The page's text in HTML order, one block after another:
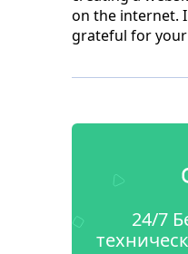
on the internet.
grateful for your
24/7